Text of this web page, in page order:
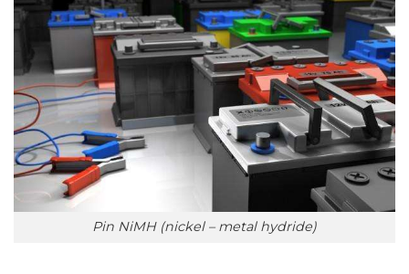
Pin NiMH (nickel – metal hydride)